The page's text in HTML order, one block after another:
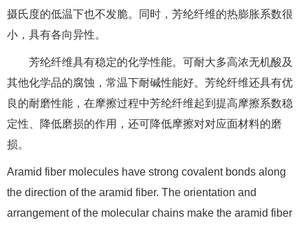
摄氏度的低温下也不发脆。同时，芳纶纤维的热膨胀系数很
小，具有各向异性。
芳纶纤维具有稳定的化学性能。可耐大多高浓无机酸及
其他化学品的腐蚀，常温下耐碱性能好。芳纶纤维还具有优
良的耐磨性能，在摩擦过程中芳纶纤维起到提高摩擦系数稳
定性、降低磨损的作用，还可降低摩擦对对应面材料的磨
损。
Aramid fiber molecules have strong covalent bonds along
the direction of the aramid fiber. The orientation and
arrangement of the molecular chains make the aramid fiber